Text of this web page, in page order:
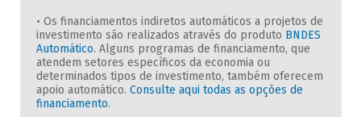
• Os financiamentos indiretos automáticos a projetos de
investimento são realizados através do produto BNDES
Automático. Alguns programas de financiamento, que
atendem setores específicos da economia ou
determinados tipos de investimento, também oferecem
apoio automático. Consulte aqui todas as opções de
financiamento.